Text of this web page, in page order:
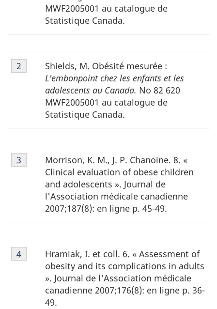
MWF2005001 au catalogue de
Statistique Canada.
Notes
de
Shields, M. Obésité mesurée :
L'embonpoint chez les enfants et les
adolescents au Canada. No 82 620
MWF2005001 au catalogue de
Statistique Canada.
Retour à la référence de la note de bas de page
2
Notes
de
Morrison, K. M., J. P. Chanoine. 8. «
Clinical evaluation of obese children
and adolescents ». Journal de
l'Association médicale canadienne
2007;187(8): en ligne p. 45-49.
Retour à la référence de la note de bas de page
3
Notes
de
Hramiak, I. et coll. 6. « Assessment of
obesity and its complications in adults
». Journal de l'Association médicale
canadienne 2007;176(8): en ligne p. 36-
49.
Retour à la référence de la note de bas de page
4